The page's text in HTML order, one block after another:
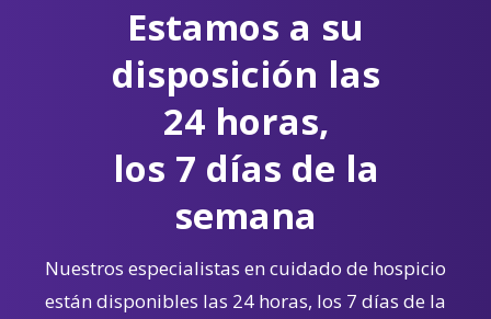
Estamos a su
disposición las
24 horas,
los 7 días de la
semana
Nuestros especialistas en cuidado de hospicio
están disponibles las 24 horas, los 7 días de la